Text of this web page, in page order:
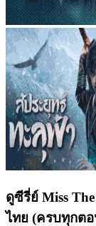
ดูซีรี่ย์ Miss
ไทย (ครบทุกต